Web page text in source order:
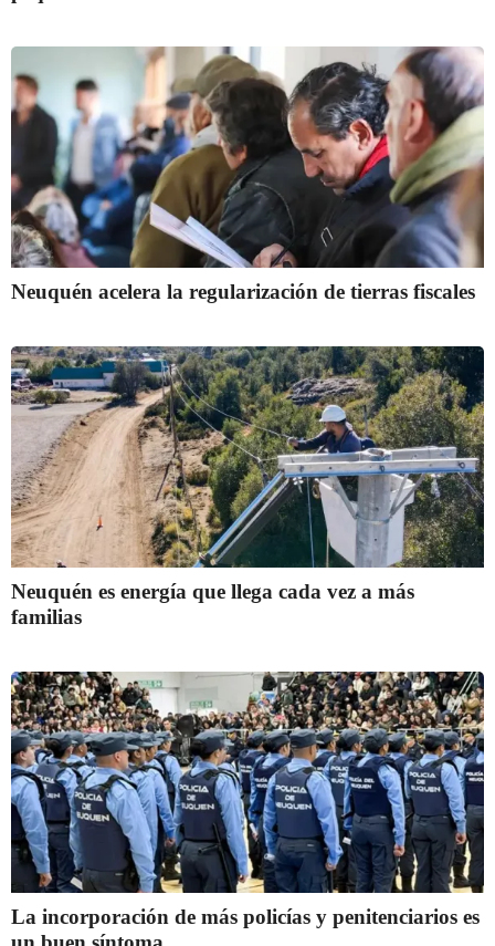
Neuquén acelera la regularización de tierras fiscales
Neuquén es energía que llega cada vez a más
familias
La incorporación de más policías y penitenciarios es